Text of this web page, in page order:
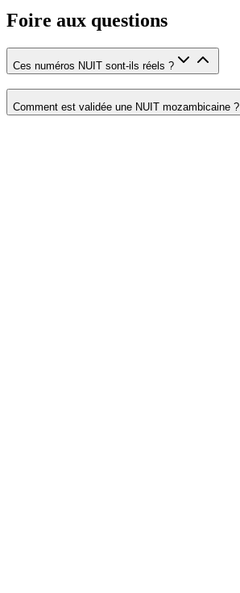
Foire aux questions
Ces numéros NUIT sont-ils réels ?
Comment est validée une NUIT mozambicaine ?